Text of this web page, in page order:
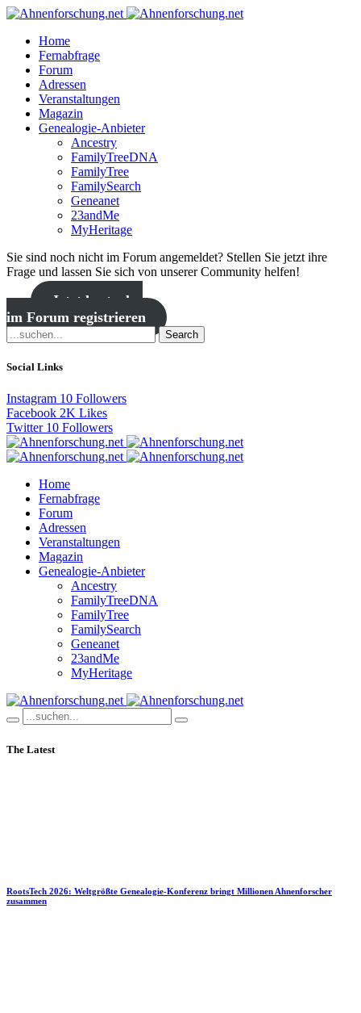
Home
Fernabfrage
Forum
Adressen
Veranstaltungen
Magazin
Genealogie-Anbieter
Ancestry
FamilyTreeDNA
FamilyTree
FamilySearch
Geneanet
23andMe
MyHeritage
Sie sind noch nicht im Forum angemeldet? Stellen Sie jetzt ihre
Frage und lassen Sie sich von unserer Community helfen!
Jetzt kostenlos
im Forum registrieren
Search
Social Links
Instagram 10 Followers
Facebook 2K Likes
Twitter 10 Followers
Home
Fernabfrage
Forum
Adressen
Veranstaltungen
Magazin
Genealogie-Anbieter
Ancestry
FamilyTreeDNA
FamilyTree
FamilySearch
Geneanet
23andMe
MyHeritage
The Latest
RootsTech 2026: Weltgrößte Genealogie-Konferenz bringt Millionen Ahnenforscher
zusammen